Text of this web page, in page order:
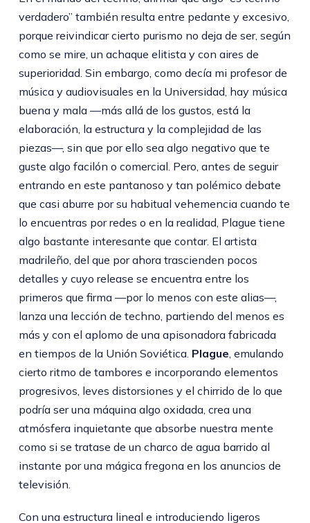
verdadero” también resulta entre pedante y excesivo,
porque reivindicar cierto purismo no deja de ser, según
como se mire, un achaque elitista y con aires de
superioridad. Sin embargo, como decía mi profesor de
música y audiovisuales en la Universidad, hay música
buena y mala —más allá de los gustos, está la
elaboración, la estructura y la complejidad de las
piezas—, sin que por ello sea algo negativo que te
guste algo facilón o comercial. Pero, antes de seguir
entrando en este pantanoso y tan polémico debate
que casi aburre por su habitual vehemencia cuando te
lo encuentras por redes o en la realidad, Plague tiene
algo bastante interesante que contar. El artista
madrileño, del que por ahora trascienden pocos
detalles y cuyo release se encuentra entre los
primeros que firma —por lo menos con este alias—,
lanza una lección de techno, partiendo del menos es
más y con el aplomo de una apisonadora fabricada
en tiempos de la Unión Soviética. Plague, emulando
cierto ritmo de tambores e incorporando elementos
progresivos, leves distorsiones y el chirrido de lo que
podría ser una máquina algo oxidada, crea una
atmósfera inquietante que absorbe nuestra mente
como si se tratase de un charco de agua barrido al
instante por una mágica fregona en los anuncios de
televisión.
Con una estructura lineal e introduciendo ligeros